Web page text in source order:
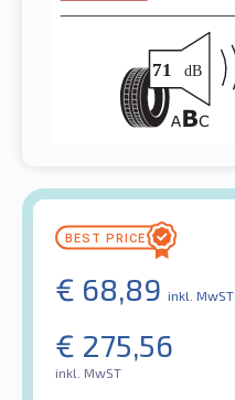
€ 68,89 inkl. MwST
€ 275,56
inkl. MwST